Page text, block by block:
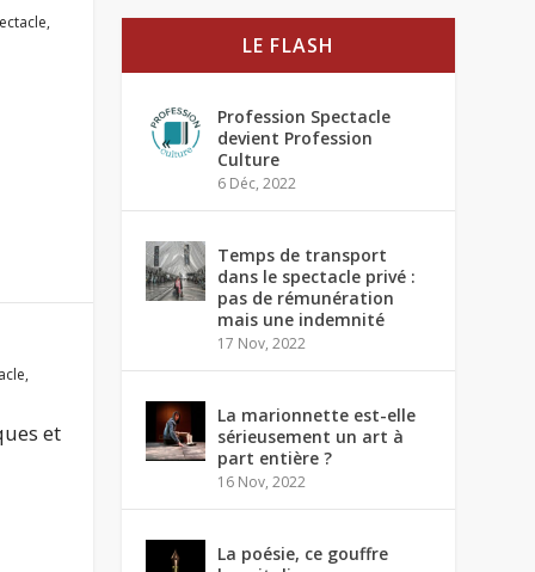
,
,
et
LE FLASH
Profession Spectacle
devient Profession
Culture
6 Déc, 2022
Temps de transport
dans le spectacle privé :
pas de rémunération
mais une indemnité
17 Nov, 2022
La marionnette est-elle
sérieusement un art à
part entière ?
16 Nov, 2022
La poésie, ce gouffre